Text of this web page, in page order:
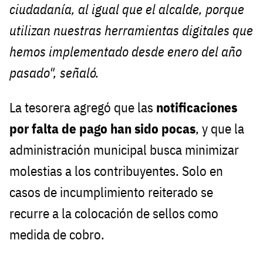
ciudadanía, al igual que el alcalde, porque
utilizan nuestras herramientas digitales que
hemos implementado desde enero del año
pasado", señaló.
La tesorera agregó que las notificaciones
por falta de pago han sido pocas, y que la
administración municipal busca minimizar
molestias a los contribuyentes. Solo en
casos de incumplimiento reiterado se
recurre a la colocación de sellos como
medida de cobro.